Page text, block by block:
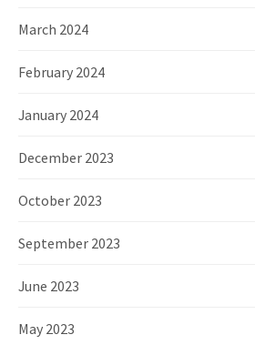
March 2024
February 2024
January 2024
December 2023
October 2023
September 2023
June 2023
May 2023